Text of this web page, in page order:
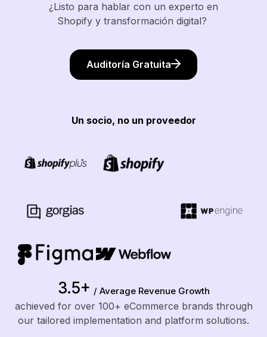
¿Listo para hablar con un experto en
Shopify y transformación digital?
Auditoría Gratuita
Un socio, no un proveedor
3.5+ / Average Revenue Growth
achieved for over 100+ eCommerce brands through
our tailored implementation and platform solutions.